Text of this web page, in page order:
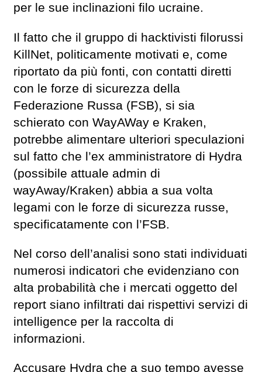
per le sue inclinazioni filo ucraine.
Il fatto che il gruppo di hacktivisti filorussi
KillNet, politicamente motivati e, come
riportato da più fonti, con contatti diretti
con le forze di sicurezza della
Federazione Russa (FSB), si sia
schierato con WayAWay e Kraken,
potrebbe alimentare ulteriori speculazioni
sul fatto che l’ex amministratore di Hydra
(possibile attuale admin di
wayAway/Kraken) abbia a sua volta
legami con le forze di sicurezza russe,
specificatamente con l’FSB.
Nel corso dell’analisi sono stati individuati
numerosi indicatori che evidenziano con
alta probabilità che i mercati oggetto del
report siano infiltrati dai rispettivi servizi di
intelligence per la raccolta di
informazioni.
Accusare Hydra che a suo tempo avesse